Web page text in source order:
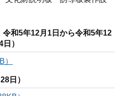
和5年12月1日から令和5年12
）
日）